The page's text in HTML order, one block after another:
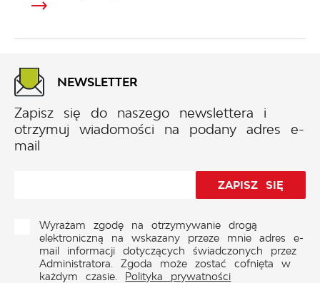
NEWSLETTER
Zapisz się do naszego newslettera i
otrzymuj wiadomości na podany adres e-
mail
Wyrażam zgodę na otrzymywanie drogą
elektroniczną na wskazany przeze mnie adres e-
mail informacji dotyczących świadczonych przez
Administratora. Zgoda może zostać cofnięta w
każdym czasie. Polityka prywatności